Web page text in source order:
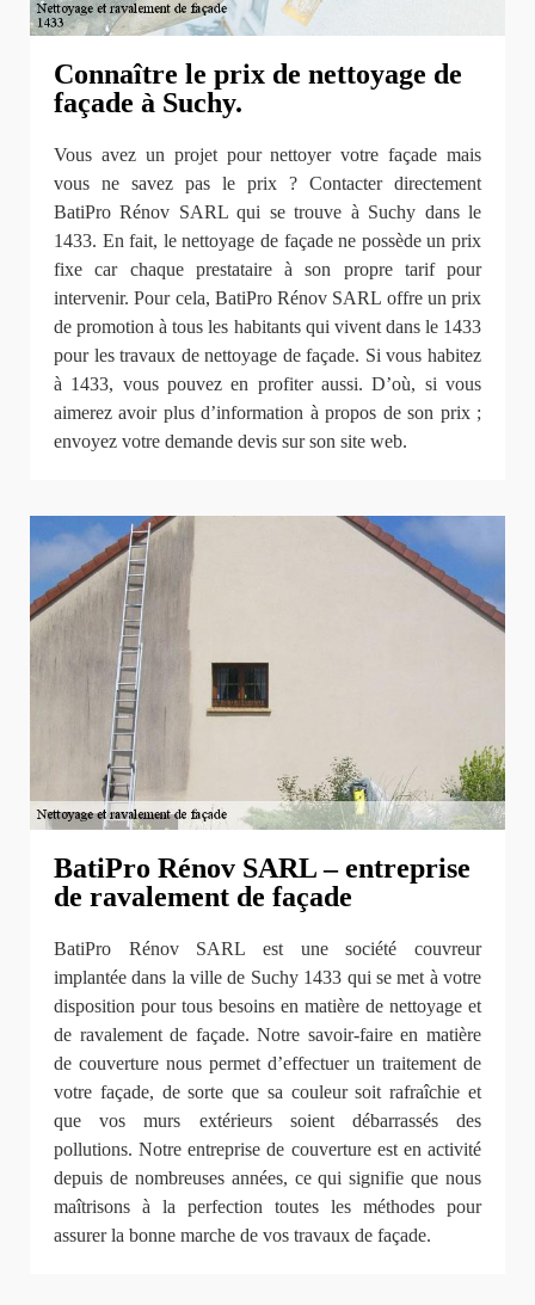
Connaître le prix de nettoyage de
façade à Suchy.
Vous avez un projet pour nettoyer votre façade mais
vous ne savez pas le prix ? Contacter directement
BatiPro Rénov SARL qui se trouve à Suchy dans le
1433. En fait, le nettoyage de façade ne possède un prix
fixe car chaque prestataire à son propre tarif pour
intervenir. Pour cela, BatiPro Rénov SARL offre un prix
de promotion à tous les habitants qui vivent dans le 1433
pour les travaux de nettoyage de façade. Si vous habitez
à 1433, vous pouvez en profiter aussi. D’où, si vous
aimerez avoir plus d’information à propos de son prix ;
envoyez votre demande devis sur son site web.
BatiPro Rénov SARL – entreprise
de ravalement de façade
BatiPro Rénov SARL est une société couvreur
implantée dans la ville de Suchy 1433 qui se met à votre
disposition pour tous besoins en matière de nettoyage et
de ravalement de façade. Notre savoir-faire en matière
de couverture nous permet d’effectuer un traitement de
votre façade, de sorte que sa couleur soit rafraîchie et
que vos murs extérieurs soient débarrassés des
pollutions. Notre entreprise de couverture est en activité
depuis de nombreuses années, ce qui signifie que nous
maîtrisons à la perfection toutes les méthodes pour
assurer la bonne marche de vos travaux de façade.